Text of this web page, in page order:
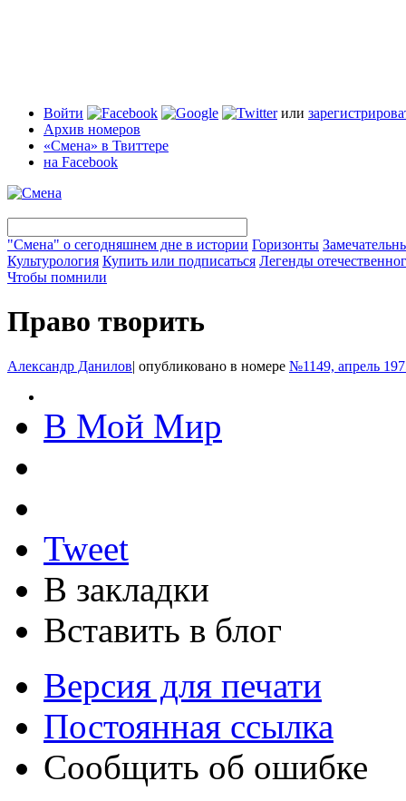
Войти или
Архив номеров
«Смена» в Твиттере
на Facebook
"Смена" о сегодняшнем дне в истории Горизонты
Культурология Купить или подписаться Легенды
Чтобы помнили
Право творить
Александр Данилов| опубликовано в номере №1149, апрель
В Мой Мир
Tweet
В закладки
Вставить в блог
Версия для печати
Постоянная ссылка
Сообщить об ошибке